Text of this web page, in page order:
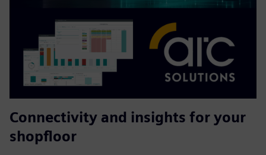
Connectivity and insights for your
shopfloor